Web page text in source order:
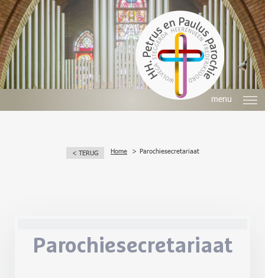
menu
< TERUG Home Parochiesecretariaat
Parochiesecretariaat